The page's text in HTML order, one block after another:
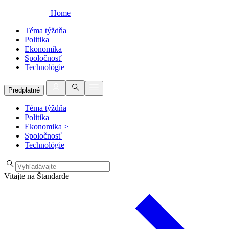
Home
Téma týždňa
Politika
Ekonomika
Spoločnosť
Technológie
Predplatné
Téma týždňa
Politika
Ekonomika >
Spoločnosť
Technológie
Vitajte na Štandarde